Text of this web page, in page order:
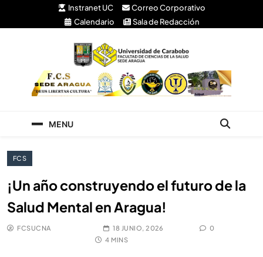
Instranet UC
Correo Corporativo
Calendario
Sala de Redacción
Facultad de Ciencias
Universidad de Carabobo Núcleo Aragua
MENU
FCS
¡Un año construyendo el futuro de la
Salud Mental en Aragua!
FCSUCNA 18 JUNIO, 2026
0
4 MINS